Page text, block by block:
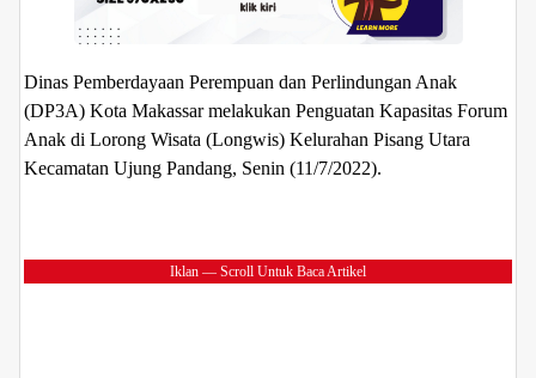
Dinas Pemberdayaan Perempuan dan Perlindungan Anak
(DP3A) Kota Makassar melakukan Penguatan Kapasitas Forum
Anak di Lorong Wisata (Longwis) Kelurahan Pisang Utara
Kecamatan Ujung Pandang, Senin (11/7/2022).
Iklan — Scroll Untuk Baca Artikel